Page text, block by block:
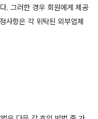
. 그러한 경우 회원에게 제공
사항은 각 위탁된 외부업체